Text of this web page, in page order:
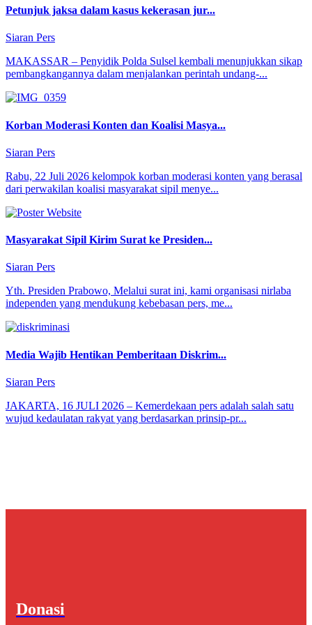
Petunjuk jaksa dalam kasus kekerasan jur...
Siaran Pers
MAKASSAR – Penyidik Polda Sulsel kembali menunjukkan sikap
pembangkangannya dalam menjalankan perintah undang-...
Korban Moderasi Konten dan Koalisi Masya...
Siaran Pers
Rabu, 22 Juli 2026 kelompok korban moderasi konten yang berasal
dari perwakilan koalisi masyarakat sipil menye...
Masyarakat Sipil Kirim Surat ke Presiden...
Siaran Pers
Yth. Presiden Prabowo, Melalui surat ini, kami organisasi nirlaba
independen yang mendukung kebebasan pers, me...
Media Wajib Hentikan Pemberitaan Diskrim...
Siaran Pers
JAKARTA, 16 JULI 2026 – Kemerdekaan pers adalah salah satu
wujud kedaulatan rakyat yang berdasarkan prinsip-pr...
Donasi